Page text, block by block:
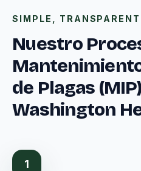
SIMPLE, TRANSPARENT
Nuestro
de Plagas
Washington
1